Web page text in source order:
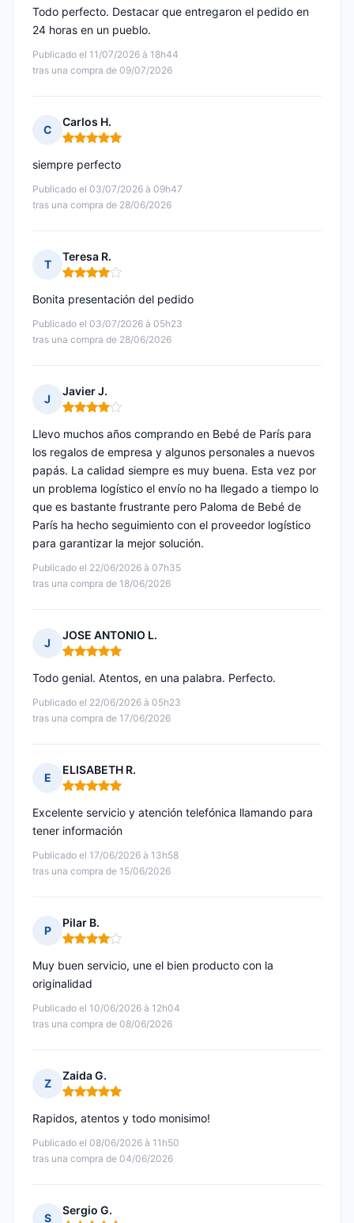
Publicado el 11/07/2026 à 18h44
tras una compra de 09/07/2026
Todo perfecto. Destacar que entregaron el pedido en
24 horas en un pueblo.
C
Carlos H.
Nota: 5 de 5
Publicado el 03/07/2026 à 09h47
tras una compra de 28/06/2026
siempre perfecto
T
Teresa R.
Nota: 4 de 5
Publicado el 03/07/2026 à 05h23
tras una compra de 28/06/2026
Bonita presentación del pedido
J
Javier J.
Nota: 4 de 5
Publicado el 22/06/2026 à 07h35
tras una compra de 18/06/2026
Llevo muchos años comprando en Bebé de París para
los regalos de empresa y algunos personales a nuevos
papás. La calidad siempre es muy buena. Esta vez por
un problema logístico el envío no ha llegado a tiempo lo
que es bastante frustrante pero Paloma de Bebé de
París ha hecho seguimiento con el proveedor logístico
para garantizar la mejor solución.
J
JOSE ANTONIO L.
Nota: 5 de 5
Publicado el 22/06/2026 à 05h23
tras una compra de 17/06/2026
Todo genial. Atentos, en una palabra. Perfecto.
E
ELISABETH R.
Nota: 5 de 5
Publicado el 17/06/2026 à 13h58
tras una compra de 15/06/2026
Excelente servicio y atención telefónica llamando para
tener información
P
Pilar B.
Nota: 4 de 5
Publicado el 10/06/2026 à 12h04
tras una compra de 08/06/2026
Muy buen servicio, une el bien producto con la
originalidad
Z
Zaida G.
Nota: 5 de 5
Publicado el 08/06/2026 à 11h50
tras una compra de 04/06/2026
Rapidos, atentos y todo monisimo!
S
Sergio G.